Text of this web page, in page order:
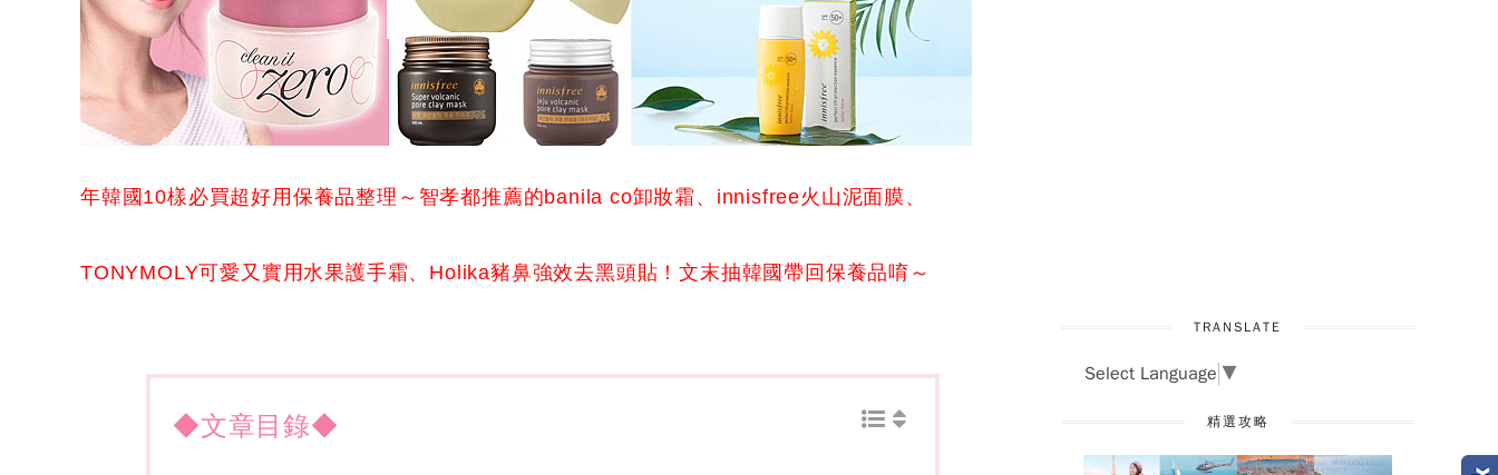
年韓國10樣必買超好用保養品整理～智孝都推薦的banila co卸妝霜、innisfree火山泥面膜、
TONYMOLY可愛又實用水果護手霜、Holika豬鼻強效去黑頭貼！文末抽韓國帶回保養品唷～
◆文章目錄◆
TRANSLATE
Select Language ▼
精選攻略